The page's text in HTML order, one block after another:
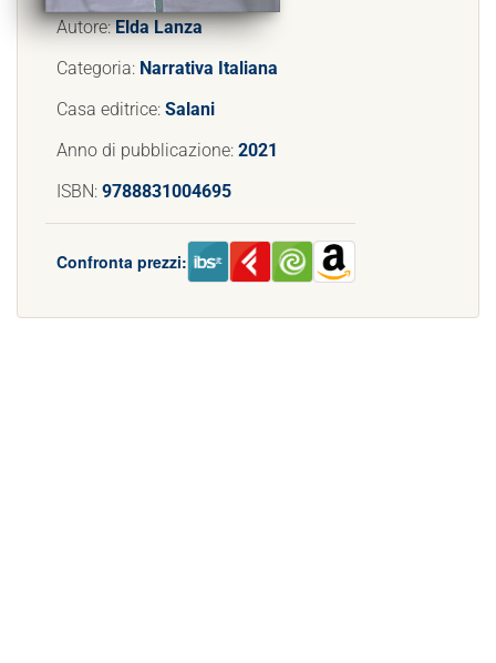
Autore:Elda Lanza
Categoria: Narrativa Italiana
Casa editrice: Salani
Anno di pubblicazione: 2021
ISBN: 9788831004695
Confronta prezzi: